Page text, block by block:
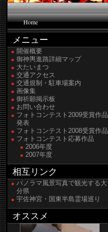
Home
メニュー
開催概要
御神輿進路詳細マップ
大たいまつ
交通アクセス
交通規制・駐車場案内
画像集
御祈願掲示板
お問い合わせ
フォトコンテスト2009受賞作品
発表
フォトコンテスト2008受賞作品
フォトコンテスト応募作品
2006年度
2007年度
相互リンク
パノラマ風景写真で観光する大
分県
宇佐神宮・国東半島霊場巡り
オススメ